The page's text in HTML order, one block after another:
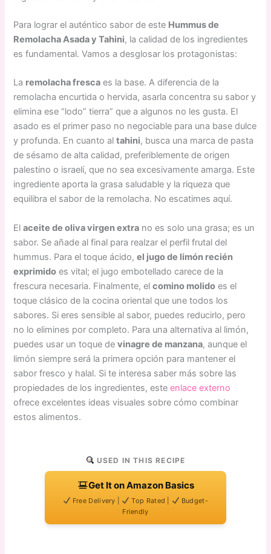
Para lograr el auténtico sabor de este Hummus de
Remolacha Asada y Tahini, la calidad de los ingredientes
es fundamental. Vamos a desglosar los protagonistas:
La remolacha fresca es la base. A diferencia de la
remolacha encurtida o hervida, asarla concentra su sabor y
elimina ese “lodo” tierra” que a algunos no les gusta. El
asado es el primer paso no negociable para una base dulce
y profunda. En cuanto altahini, busca una marca de pasta
de sésamo de alta calidad, preferiblemente de origen
palestino o israelí, que no sea excesivamente amarga. Este
ingrediente aporta la grasa saludable y la riqueza que
equilibra el sabor de la remolacha. No escatimes aquí.
Elaceite de oliva virgen extra no es solo una grasa; es un
sabor. Se añade al final para realzar el perfil frutal del
hummus. Para el toque ácido,el jugo de limón recién
exprimido es vital; el jugo embotellado carece de la
frescura necesaria. Finalmente, elcomino molido es el
toque clásico de la cocina oriental que une todos los
sabores. Si eres sensible al sabor, puedes reducirlo, pero
no lo elimines por completo. Para una alternativa al limón,
puedes usar un toque devinagre de manzana, aunque el
limón siempre será la primera opción para mantener el
sabor fresco y halal. Si te interesa saber más sobre las
propiedades de los ingredientes, esteenlace externo
ofrece excelentes ideas visuales sobre cómo combinar
estos alimentos.
USED IN THIS RECIPE
Get It on Amazon Basics
Free Delivery | Top Rated |
Budget-
Friendly